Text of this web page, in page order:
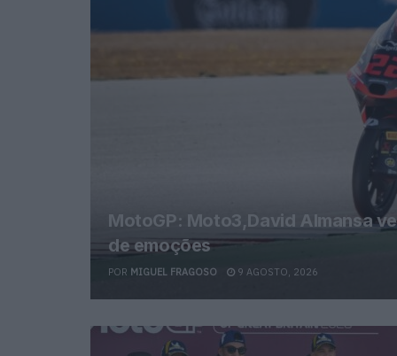
MotoGP: Moto3,David Almansa
de emoções
POR MIGUEL FRAGOSO 9 AGOSTO, 2026